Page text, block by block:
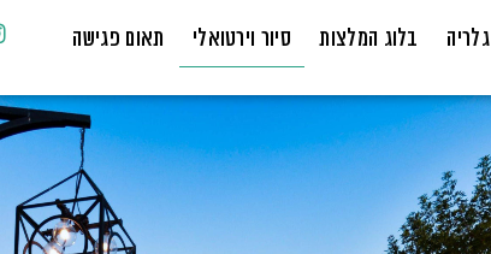
גלריה בלוג המלצות סיור וירטואלי תאום פגישה